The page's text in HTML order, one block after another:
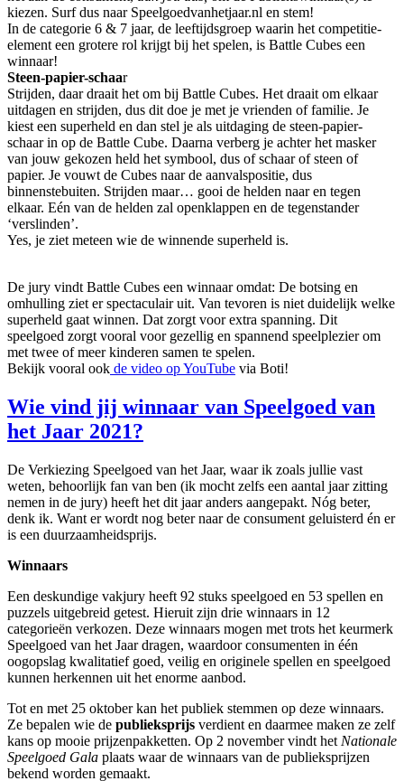
kiezen. Surf dus naar Speelgoedvanhetjaar.nl en stem!
In de categorie 6 & 7 jaar, de leeftijdsgroep waarin het competitie-
element een grotere rol krijgt bij het spelen, is Battle Cubes een
winnaar!
Steen-papier-schaar
Strijden, daar draait het om bij Battle Cubes. Het draait om elkaar
uitdagen en strijden, dus dit doe je met je vrienden of familie. Je
kiest een superheld en dan stel je als uitdaging de steen-papier-
schaar in op de Battle Cube. Daarna verberg je achter het masker
van jouw gekozen held het symbool, dus of schaar of steen of
papier. Je vouwt de Cubes naar de aanvalspositie, dus
binnenstebuiten. Strijden maar… gooi de helden naar en tegen
elkaar. Eén van de helden zal openklappen en de tegenstander
‘verslinden’.
Yes, je ziet meteen wie de winnende superheld is.
De jury vindt Battle Cubes een winnaar omdat: De botsing en
omhulling ziet er spectaculair uit. Van tevoren is niet duidelijk welke
superheld gaat winnen. Dat zorgt voor extra spanning. Dit
speelgoed zorgt vooral voor gezellig en spannend speelplezier om
met twee of meer kinderen samen te spelen.
Bekijk vooral ook de video op YouTube via Boti!
Wie vind jij winnaar van Speelgoed van
het Jaar 2021?
De Verkiezing Speelgoed van het Jaar, waar ik zoals jullie vast
weten, behoorlijk fan van ben (ik mocht zelfs een aantal jaar zitting
nemen in de jury) heeft het dit jaar anders aangepakt. Nóg beter,
denk ik. Want er wordt nog beter naar de consument geluisterd én er
is een duurzaamheidsprijs.
Winnaars
Een deskundige vakjury heeft 92 stuks speelgoed en 53 spellen en
puzzels uitgebreid getest. Hieruit zijn drie winnaars in 12
categorieën verkozen. Deze winnaars mogen met trots het keurmerk
Speelgoed van het Jaar dragen, waardoor consumenten in één
oogopslag kwalitatief goed, veilig en originele spellen en speelgoed
kunnen herkennen uit het enorme aanbod.
Tot en met 25 oktober kan het publiek stemmen op deze winnaars.
Ze bepalen wie de publieksprijs verdient en daarmee maken ze zelf
kans op mooie prijzenpakketten. Op 2 november vindt het Nationale
Speelgoed Gala plaats waar de winnaars van de publieksprijzen
bekend worden gemaakt.